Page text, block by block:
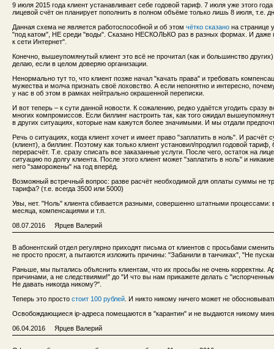
9 июля 2015 года клиент устанавливает себе годовой тариф. 7 июля уже этого
лицевой счёт он планирует пополнить в полном объёме только лишь 8 июля, т.е.
Данная схема не является работоспособной и об этом чётко сказано на странице
"под катом", НЕ среди "воды". Сказано НЕСКОЛЬКО раз в разных формах. И даже
к сети Интернет".
Конечно, вышеупомянутый клиент это всё не прочитал (как и большинство
делаю, если в целом доверяю организации.
Ненормально тут то, что клиент позже начал "качать права" и требовать
мужества и молча признать своё лоховство. А если непонятно и интересно,
у нас в об этом в рамках нейтрально окрашенной переписки.
И вот теперь – к сути данной новости. К сожалению, редко удаётся угодить сразу
многих компромиссов. Если биллинг настроить так, как того ожидал
в других ситуациях, которые нам кажутся более значимыми. И мы отдали
Речь о ситуациях, когда клиент хочет и имеет право "заплатить в ноль". И
(клиент), а биллинг. Поэтому как только клиент установил/продлил годовой
перерасчёт. Т.е. сразу списать все заказанные услуги. После чего, остаток на
ситуацию по долгу клиента. После этого клиент может "заплатить в ноль" и
него "заморожены" на год вперёд.
Возможный встречный вопрос: разве расчёт необходимой для оплаты суммы не
тарифа? (т.е. всегда 3500 или 5000)
Увы, нет. "Ноль" клиента сбивается разными, совершенно штатными процессами:
месяца, компенсациями и т.п.
08.07.2016 Ярцев Валерий
В абонентский отдел регулярно приходят письма от клиентов с просьбами
не просто просят, а пытаются изложить причины: "Забанили в танчиках", "Не
Раньше, мы пытались объяснить клиентам, что их просьбы не очень корректны.
причинами, а не следствиями!" до "И что вы нам прикажете делать с
Не давать никогда никому?".
Теперь это просто стоит 100 рублей . И никто никому ничего может не
Освобождающиеся ip-адреса помещаются в "карантин" и не выдаются никому
06.04.2016 Ярцев Валерий